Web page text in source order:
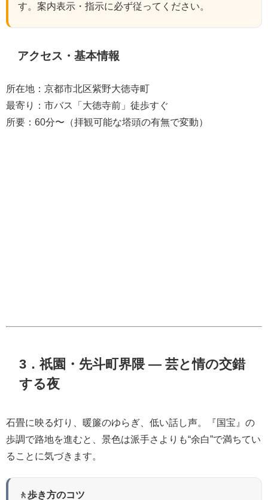
す。案内表示・指示に必ず従ってください。
アクセス・基本情報
所在地：京都市北区紫野大徳寺町
最寄り：市バス「大徳寺前」徒歩すぐ
所要：60分〜（拝観可能な塔頭の有無で変動）
3．祇園・先斗町界隈 ― 芸と情の交錯
する夜
石畳に映る灯り、暖簾のゆらぎ、低い話し声。『国宝』の
歩調で路地を進むと、景色は派手さよりも“余白”で満ちてい
ることに気づきます。
🚶歩き方のコツ